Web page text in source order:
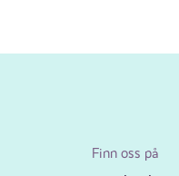
Finn oss på